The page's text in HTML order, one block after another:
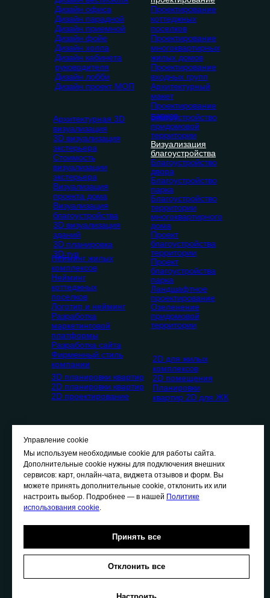
Благоустройство
придомовой
территории
Визуализация
благоустройства
Благоустройство
двора
Благоустройство
парка
Благоустройство
территории
многоквартирного
дома
Проект
благоустройства
территории
Проект
благоустройства
парка
Ландшафтное
проектирование
Озеленение
придомовой
территории
Дизайн офиса
Дизайн парадной
Дизайн приемной
Дизайн фойе
Дизайн холла
Дизайн кабинета
руководителя
Дизайн лобби
Дизайн проект МОП
Проектирование
коттеджных
поселков
Проектирование
многоквартирных
жилых домов
Проектирование
входных групп
Архитектурный
макет
Проектирование
парков
3D планировки квартир
2D планировки квартир
2D проектирование
2D для жилых
комплексов
2D помещения
Планировки
квартир 2D для ЖК
Архитектурная 3D
визуализация
3D визуализация
экстерьера
Стоимость
визуализации
экстерьера
Визуализация
проекта дома
Визуализация
благоустройства
3D визуализация
зданий
3D планировка
3D тур
Нейминг жилых
комплексов
Нейминг
коттеджных
поселков
Логотип и нейминг
Разработка
маркетинговой
платформы
Разработка сайта
Фирменный стиль
компании
О нас
Портфолио
Управление cookie
Мы используем необходимые cookie для работы сайта.
Дополнительные cookie нужны для подключения внешних
сервисов: карт, онлайн-чата, виджета отзывов и форм. Вы
можете принять дополнительные cookie, отклонить их или
настроить выбор. Подробнее — в нашей Политике
использования cookie
Принять все
Отклонить все